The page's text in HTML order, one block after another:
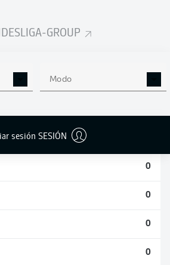
GROUP
Modo
sesión SESIÓN
0
0
0
0